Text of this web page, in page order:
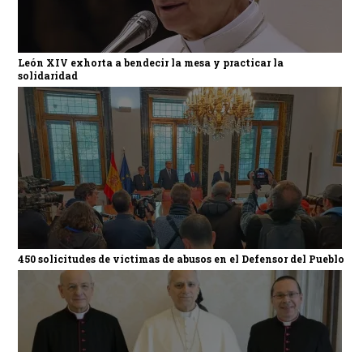
León XIV exhorta a bendecir la mesa y practicar la
solidaridad
450 solicitudes de víctimas de abusos en el Defensor del Pueblo